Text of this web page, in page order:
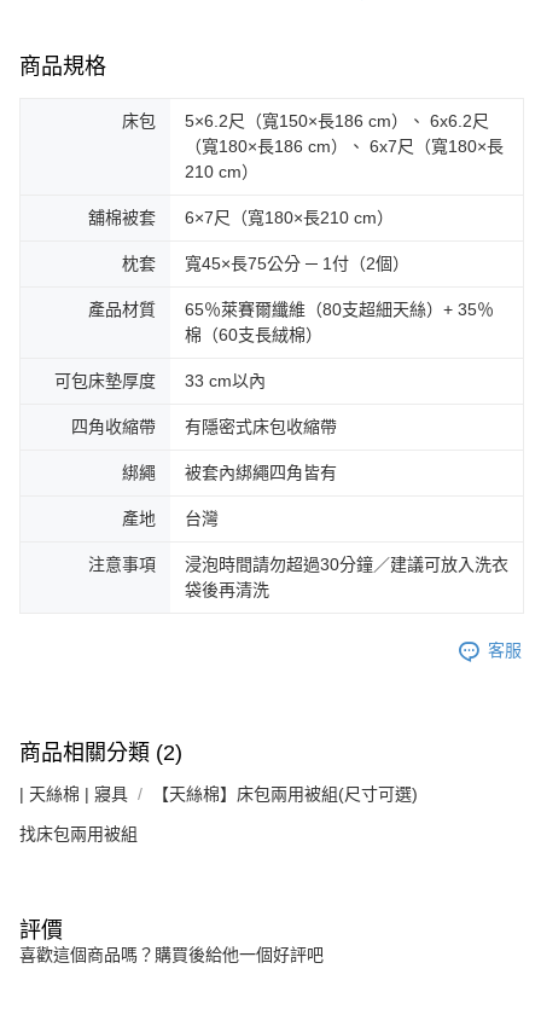
商品規格
床包
5×6.2尺（寬150×長186 cm）、 6x6.2尺
（寬180×長186 cm）、 6x7尺（寬180×長
210 cm）
舖棉被套 6×7尺（寬180×長210 cm）
枕套 寬45×長75公分 ─ 1付（2個）
產品材質
65％萊賽爾纖維（80支超細天絲）+ 35％
棉（60支長絨棉）
可包床墊厚度 33 cm以內
四角收縮帶 有隱密式床包收縮帶
綁繩 被套內綁繩四角皆有
產地 台灣
注意事項
浸泡時間請勿超過30分鐘／建議可放入洗衣
袋後再清洗
客服
商品相關分類 (2)
| 天絲棉 | 寢具 【天絲棉】床包兩用被組(尺寸可選)
找床包兩用被組
評價
喜歡這個商品嗎？購買後給他一個好評吧